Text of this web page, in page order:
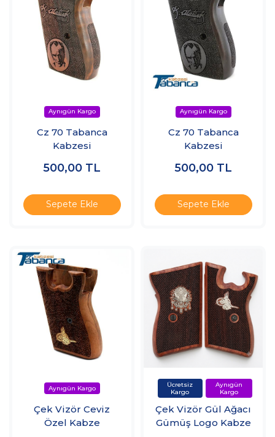
Cz 70 Tabanca
Kabzesi
500,00 TL
Sepete Ekle
Cz 70 Tabanca
Kabzesi
500,00 TL
Sepete Ekle
Çek Vizör Ceviz
Özel Kabze
Çek Vizör Gül Ağacı
Gümüş Logo Kabze